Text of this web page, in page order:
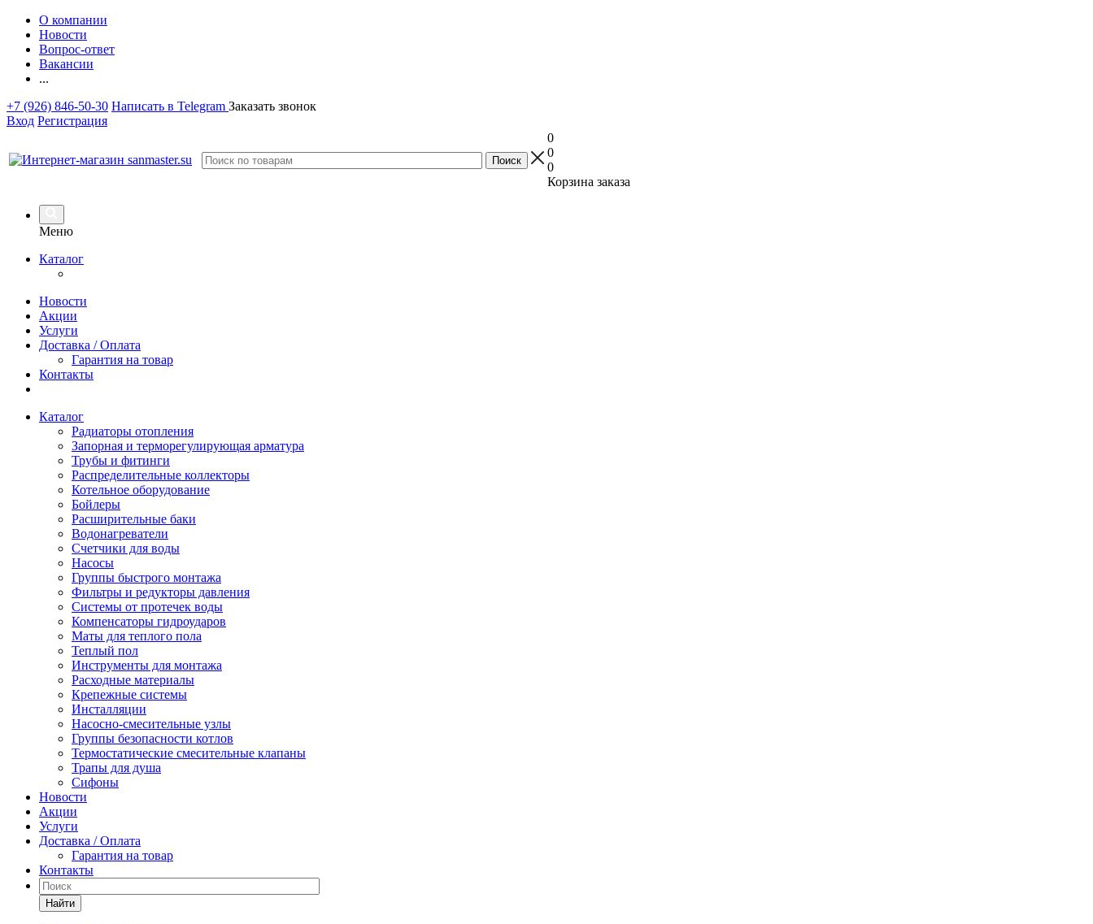
О компании
Новости
Вопрос-ответ
Вакансии
...
+7 (926) 846-50-30 Написать в Telegram Заказать звонок
Вход Регистрация
0
0
0
Корзина заказа
Меню
Каталог
Новости
Акции
Услуги
Доставка / Оплата
Гарантия на товар
Контакты
Каталог
Радиаторы отопления
Запорная и терморегулирующая арматура
Трубы и фитинги
Распределительные коллекторы
Котельное оборудование
Бойлеры
Расширительные баки
Водонагреватели
Счетчики для воды
Насосы
Группы быстрого монтажа
Фильтры и редукторы давления
Системы от протечек воды
Компенсаторы гидроударов
Маты для теплого пола
Теплый пол
Инструменты для монтажа
Расходные материалы
Крепежные системы
Инсталляции
Насосно-смесительные узлы
Группы безопасности котлов
Термостатические смесительные клапаны
Трапы для душа
Сифоны
Новости
Акции
Услуги
Доставка / Оплата
Гарантия на товар
Контакты
Найти